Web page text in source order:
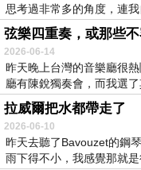
思考過非常多的角度，連我
弦樂四重奏，或那些
2026-06-14
昨天晚上台灣的音樂廳很
廳有陳銳獨奏會，而我選了
拉威爾把水都帶走了
2026-06-10
昨天去聽了Bavouzet的鋼
雨下得不小，我感覺那就是